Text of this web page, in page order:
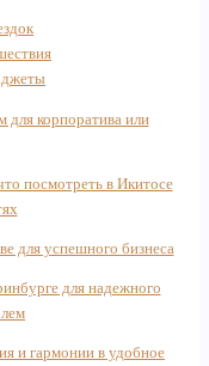
для корпоратива или
посмотреть в Икитосе
для успешного бизнеса
для надежного
и гармонии в удобное